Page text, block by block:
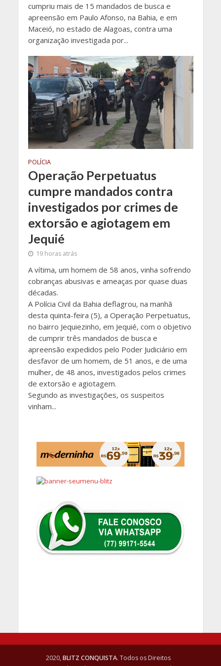
cumpriu mais de 15 mandados de busca e
apreensão em Paulo Afonso, na Bahia, e em
Maceió, no estado de Alagoas, contra uma
organização investigada por...
POLÍCIA
Operação Perpetuatus
cumpre mandados contra
investigados por crimes de
extorsão e agiotagem em
Jequié
19 horas atrás
A vítima, um homem de 58 anos, vinha sofrendo
cobranças abusivas e ameaças por quase duas
décadas.
A Polícia Civil da Bahia deflagrou, na manhã
desta quinta-feira (5), a Operação Perpetuatus,
no bairro Jequiezinho, em Jequié, com o objetivo
de cumprir três mandados de busca e
apreensão expedidos pelo Poder Judiciário em
desfavor de um homem, de 51 anos, e de uma
mulher, de 48 anos, investigados pelos crimes
de extorsão e agiotagem.
Segundo as investigações, os suspeitos
vinham...
2020,BLITZ CONQUISTA. Todos os Direitos